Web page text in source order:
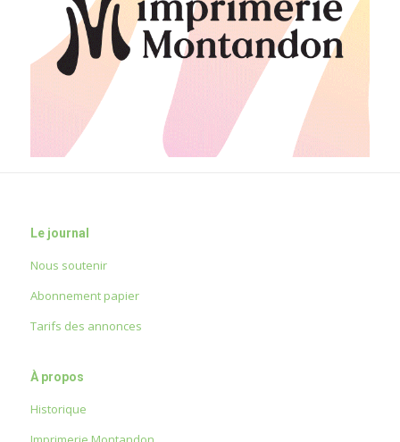
Le journal
Nous soutenir
Abonnement papier
Tarifs des annonces
À propos
Historique